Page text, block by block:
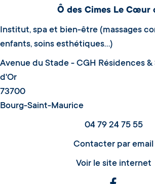
Ô des Cimes Le Cœur
Institut, spa et bien-être (massages
enfants, soins esthétiques...)
Avenue du Stade - CGH Résidences &
d'Or
73700
Bourg-Saint-Maurice
04 79 24 75 55
Contacter par email
Voir le site internet